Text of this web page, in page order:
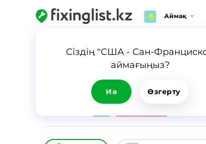
Аймақ
Сіздің "США - Сан-
аймағыңыз?
Иә Өзгерту
Негізгі парақша